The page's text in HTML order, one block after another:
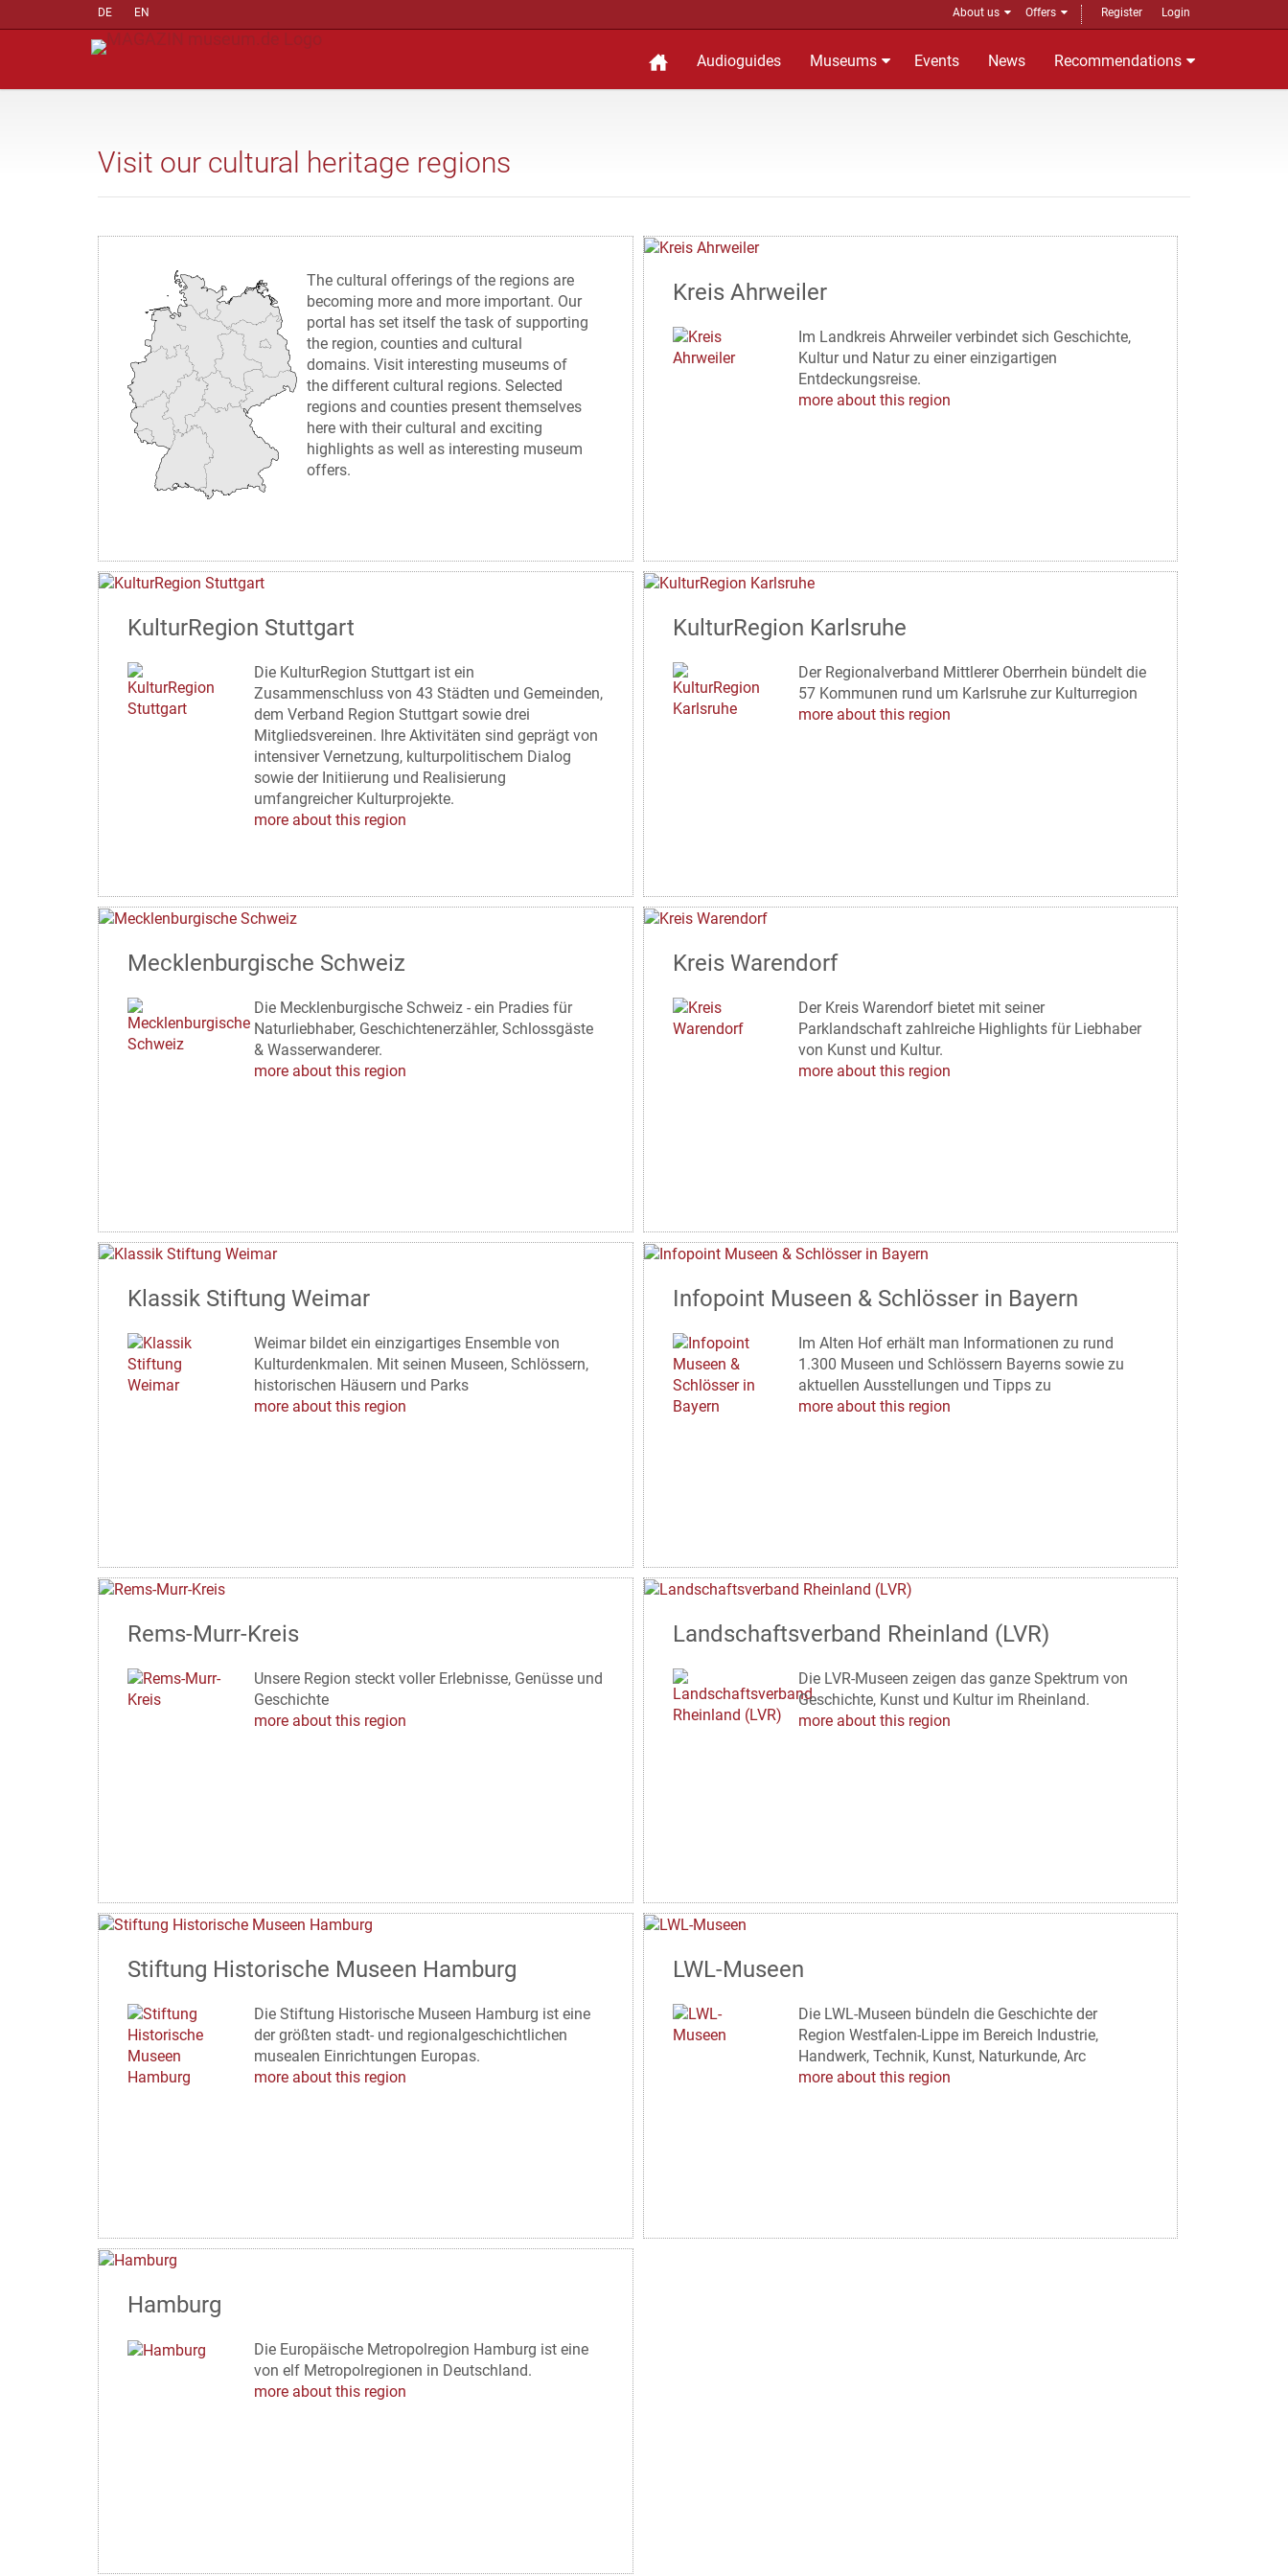
DE EN About us Offers Register Login
Audioguides Museums Events News Recommendations
Visit our cultural heritage regions
The cultural offerings of the regions are
becoming more and more important. Our
portal has set itself the task of supporting
the region, counties and cultural
domains. Visit interesting museums of
the different cultural regions. Selected
regions and counties present themselves
here with their cultural and exciting
highlights as well as interesting museum
offers.
Kreis Ahrweiler
Im Landkreis Ahrweiler verbindet sich Geschichte,
Kultur und Natur zu einer einzigartigen
Entdeckungsreise.
more about this region
KulturRegion Stuttgart
Die KulturRegion Stuttgart ist ein
Zusammenschluss von 43 Städten und Gemeinden,
dem Verband Region Stuttgart sowie drei
Mitgliedsvereinen. Ihre Aktivitäten sind geprägt von
intensiver Vernetzung, kulturpolitischem Dialog
sowie der Initiierung und Realisierung
umfangreicher Kulturprojekte.
more about this region
KulturRegion Karlsruhe
Der Regionalverband Mittlerer Oberrhein bündelt die
57 Kommunen rund um Karlsruhe zur Kulturregion
more about this region
Mecklenburgische Schweiz
Die Mecklenburgische Schweiz - ein Pradies für
Naturliebhaber, Geschichtenerzähler, Schlossgäste
& Wasserwanderer.
more about this region
Kreis Warendorf
Der Kreis Warendorf bietet mit seiner
Parklandschaft zahlreiche Highlights für Liebhaber
von Kunst und Kultur.
more about this region
Klassik Stiftung Weimar
Weimar bildet ein einzigartiges Ensemble von
Kulturdenkmalen. Mit seinen Museen, Schlössern,
historischen Häusern und Parks
more about this region
Infopoint Museen & Schlösser in Bayern
Im Alten Hof erhält man Informationen zu rund
1.300 Museen und Schlössern Bayerns sowie zu
aktuellen Ausstellungen und Tipps zu
more about this region
Rems-Murr-Kreis
Unsere Region steckt voller Erlebnisse, Genüsse und
Geschichte
more about this region
Landschaftsverband Rheinland (LVR)
Die LVR-Museen zeigen das ganze Spektrum von
Geschichte, Kunst und Kultur im Rheinland.
more about this region
Stiftung Historische Museen Hamburg
Die Stiftung Historische Museen Hamburg ist eine
der größten stadt- und regionalgeschichtlichen
musealen Einrichtungen Europas.
more about this region
LWL-Museen
Die LWL-Museen bündeln die Geschichte der
Region Westfalen-Lippe im Bereich Industrie,
Handwerk, Technik, Kunst, Naturkunde, Arc
more about this region
Hamburg
Die Europäische Metropolregion Hamburg ist eine
von elf Metropolregionen in Deutschland.
more about this region